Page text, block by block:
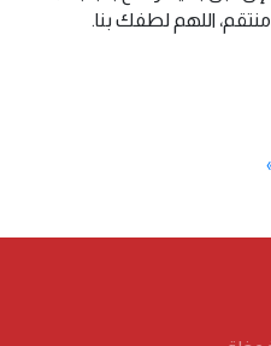
اللهم لطفك بنا.